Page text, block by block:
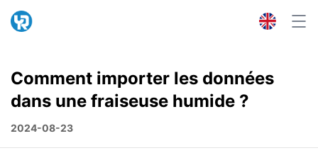
Comment importer les données
dans une fraiseuse humide ?
2024-08-23